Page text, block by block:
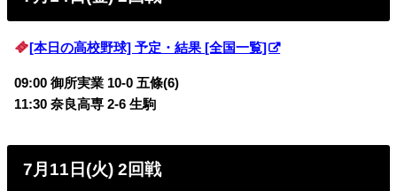
[本日の高校野球] 予定・結果 [全国一覧]
09:00 御所実業 10-0 五條(6)
11:30 奈良高専 2-6 生駒
7月11日(火) 2回戦